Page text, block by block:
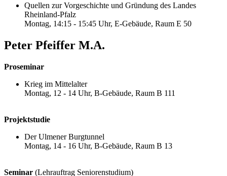
Quellen zur Vorgeschichte und Gründung des Landes
Rheinland-Pfalz
Montag, 14:15 - 15:45 Uhr, E-Gebäude, Raum E 50
Peter Pfeiffer M.A.
Proseminar
Krieg im Mittelalter
Montag, 12 - 14 Uhr, B-Gebäude, Raum B 111
Projektstudie
Der Ulmener Burgtunnel
Montag, 14 - 16 Uhr, B-Gebäude, Raum B 13
Seminar (Lehrauftrag Seniorenstudium)